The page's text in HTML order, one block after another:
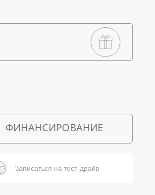
ФИНАНСИРОВАНИЕ
Записаться на тест-драйв